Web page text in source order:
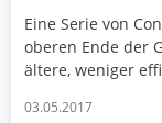
Eine Serie von
oberen Ende der
ältere, weniger
03.05.2017